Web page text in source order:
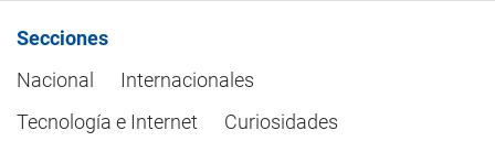
Secciones
Nacional
Internacionales
Tecnología e Internet
Curiosidades